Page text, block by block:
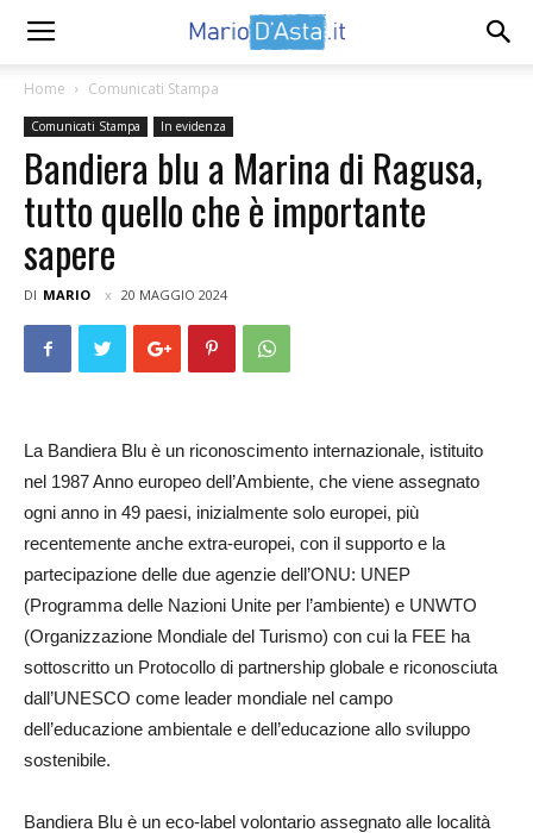
Home Comunicati Stampa
Comunicati Stampa In evidenza
Bandiera blu a Marina di Ragusa,
tutto quello che è importante
sapere
DI MARIO 20 MAGGIO 2024
La Bandiera Blu è un riconoscimento internazionale, istituito
nel 1987 Anno europeo dell’Ambiente, che viene assegnato
ogni anno in 49 paesi, inizialmente solo europei, più
recentemente anche extra-europei, con il supporto e la
partecipazione delle due agenzie dell’ONU: UNEP
(Programma delle Nazioni Unite per l’ambiente) e UNWTO
(Organizzazione Mondiale del Turismo) con cui la FEE ha
sottoscritto un Protocollo di partnership globale e riconosciuta
dall’UNESCO come leader mondiale nel campo
dell’educazione ambientale e dell’educazione allo sviluppo
sostenibile.
Bandiera Blu è un eco-label volontario assegnato alle località